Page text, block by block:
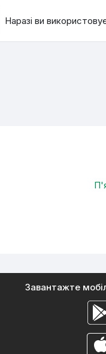
Наразі ви
Завантажте